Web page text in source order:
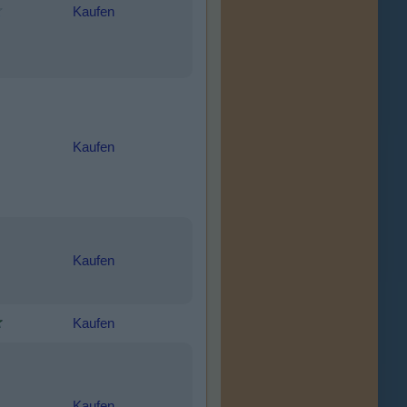
Kaufen
Kaufen
Kaufen
Kaufen